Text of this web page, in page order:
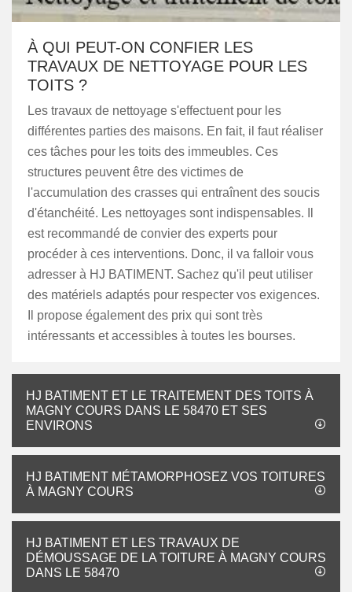
À QUI PEUT-ON CONFIER LES
TRAVAUX DE NETTOYAGE POUR LES
TOITS ?
Les travaux de nettoyage s'effectuent pour les
différentes parties des maisons. En fait, il faut réaliser
ces tâches pour les toits des immeubles. Ces
structures peuvent être des victimes de
l'accumulation des crasses qui entraînent des soucis
d'étanchéité. Les nettoyages sont indispensables. Il
est recommandé de convier des experts pour
procéder à ces interventions. Donc, il va falloir vous
adresser à HJ BATIMENT. Sachez qu'il peut utiliser
des matériels adaptés pour respecter vos exigences.
Il propose également des prix qui sont très
intéressants et accessibles à toutes les bourses.
HJ BATIMENT ET LE TRAITEMENT DES TOITS À
MAGNY COURS DANS LE 58470 ET SES
ENVIRONS
HJ BATIMENT MÉTAMORPHOSEZ VOS TOITURES
À MAGNY COURS
HJ BATIMENT ET LES TRAVAUX DE
DÉMOUSSAGE DE LA TOITURE À MAGNY COURS
DANS LE 58470